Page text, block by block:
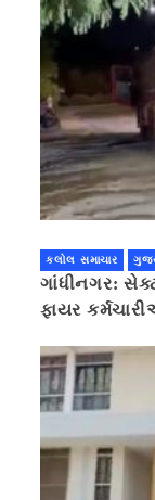
કલોલ સમાચાર
ગાંધીનગર:
ફાયર